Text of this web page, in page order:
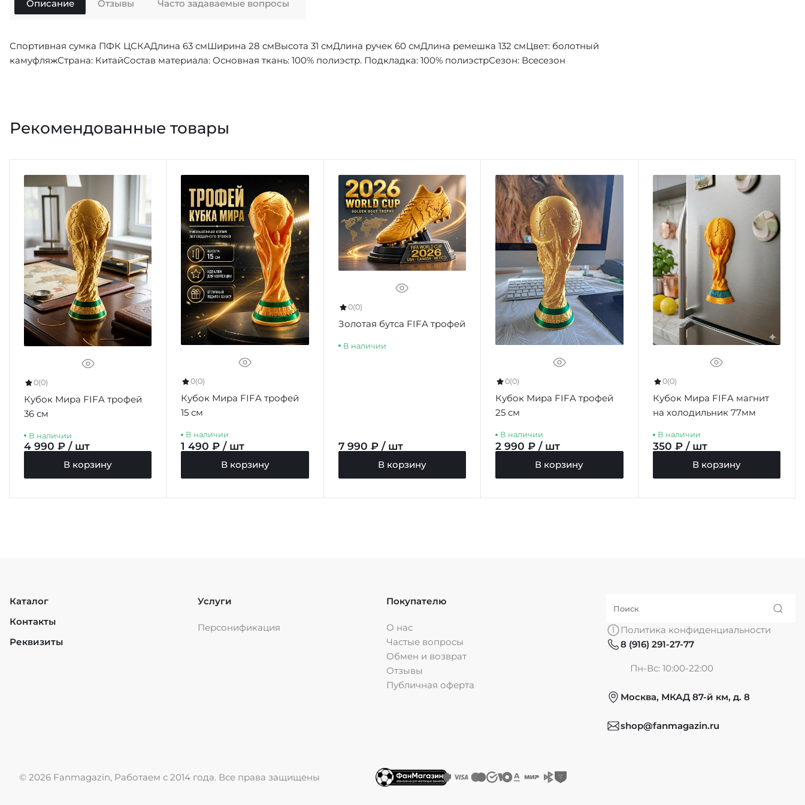
Описание
Спортивная сумка ПФК ЦСКАДлина 63 смШирина 28 смВысота 31 смДлина ручек 60 смДлина ремешка 132 смЦвет: болотный
камуфляжСтрана: КитайСостав материала: Основная ткань: 100% полиэстр. Подкладка: 100% полиэстрСезон: Всесезон
Отзывы Часто задаваемые вопросы
Рекомендованные товары
0(0)
Кубок Мира FIFA трофей
36 см
В наличии
4 990 ₽ / шт
В корзину
0(0)
Кубок Мира FIFA трофей
15 см
В наличии
1 490 ₽ / шт
В корзину
0(0)
Золотая бутса FIFA трофей
В наличии
7 990 ₽ / шт
В корзину
0(0)
Кубок Мира FIFA трофей
25 см
В наличии
2 990 ₽ / шт
В корзину
0(0)
Кубок Мира FIFA магнит
на холодильник 77мм
В наличии
350 ₽ / шт
В корзину
Каталог
Контакты
Реквизиты
Услуги
Персонификация
Покупателю
О нас
Частые вопросы
Обмен и возврат
Отзывы
Публичная оферта
Политика конфиденциальности
8 (916) 291-27-77
Пн-Вс: 10:00-22:00
Москва, МКАД 87-й км, д. 8
shop@fanmagazin.ru
© 2026 Fanmagazin, Работаем с 2014 года. Все права защищены